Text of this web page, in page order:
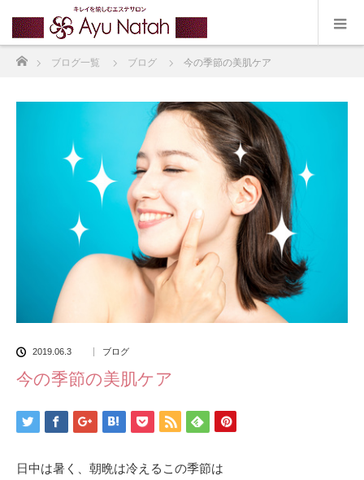
ブログ一覧 ブログ 今の季節の美肌ケア
2019.06.3 ブログ
今の季節の美肌ケア
日中は暑く、朝晩は冷えるこの季節は